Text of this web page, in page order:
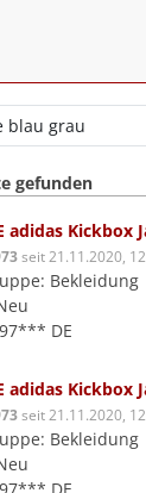
gefunden
adidas Kickbox
seit 21.11.2020,
Bekleidung
DE
adidas Kickbox
seit 21.11.2020,
Bekleidung